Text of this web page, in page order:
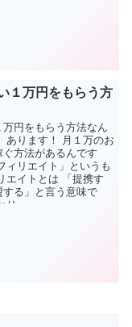
１万円をもらう方
円をもらう方法なん
あります！ 月１万のお
方法があるんです
ィリエイト」というも
エイトとは 「提携す
る」と言う意味で
...